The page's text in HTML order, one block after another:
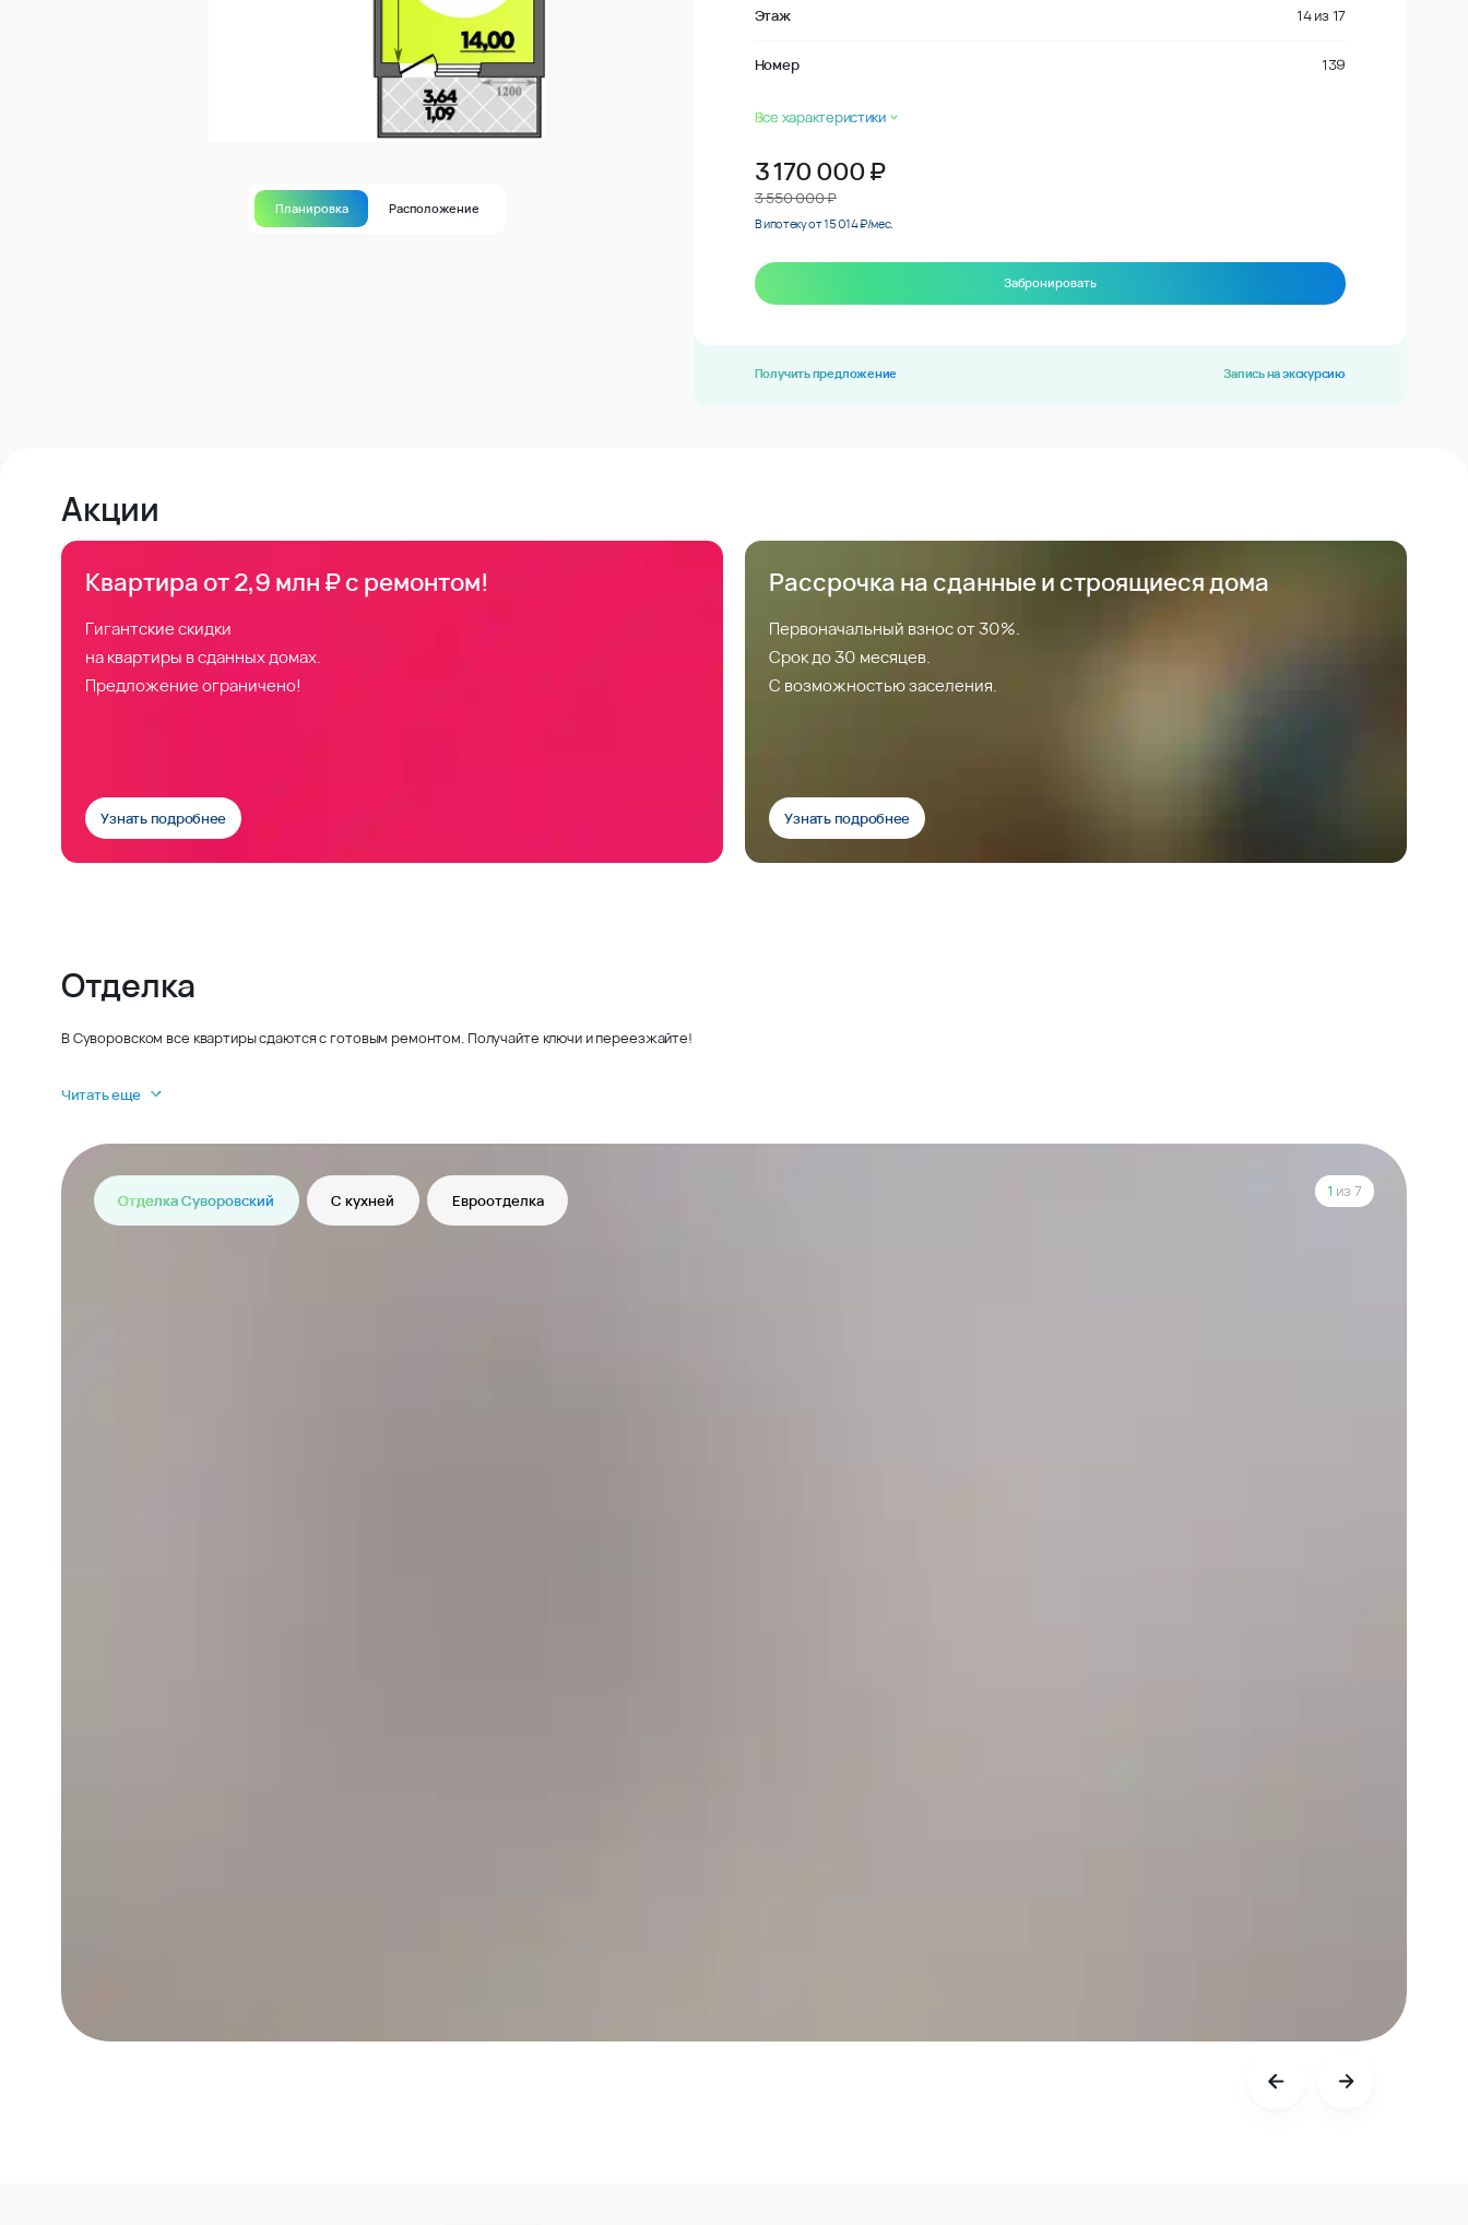
Планировка Расположение
Этаж 14из 17
Номер 139
Все характеристики
3 170 000₽
3 550 000 ₽
В ипотеку от 15 014 ₽/мес.
Забронировать
Получить предложение Запись на экскурсию
Акции
Квартира от 2,9 млн ₽ с ремонтом!
Гигантские скидки
на квартиры в сданных домах.
Предложение ограничено!
Узнать подробнее
Рассрочка на сданные и строящиеся дома
Первоначальный взнос от 30%.
Срок до 30 месяцев.
С возможностью заселения.
Узнать подробнее
Отделка
В Суворовском все квартиры сдаются с готовым ремонтом. Получайте ключи и переезжайте!
Читать еще
Отделка Суворовский С кухней Евроотделка
1 из 7